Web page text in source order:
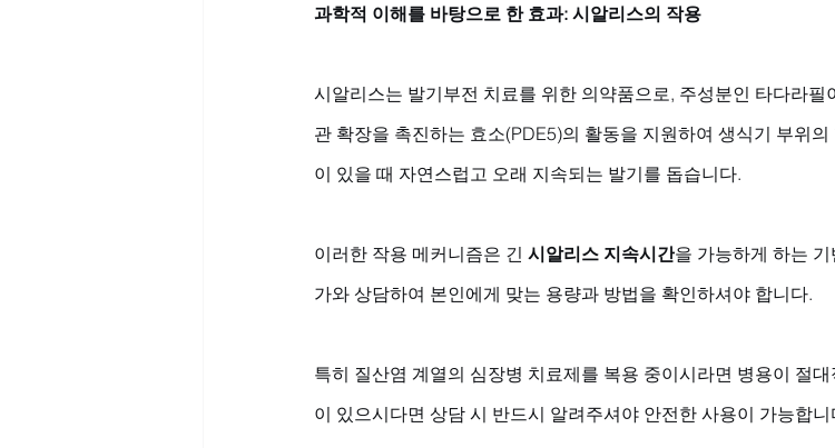
과학적 이해를 바탕으로 한 효과: 시알리스의 작용
시알리스는 발기부전 치료를 위한 의약품으로, 주성분인 타다라필
관 확장을 촉진하는 효소(PDE5)의 활동을 지원하여 생식기 부위
이 있을 때 자연스럽고 오래 지속되는 발기를 돕습니다.
이러한 작용 메커니즘은 긴 시알리스 지속시간을 가능하게 하는
가와 상담하여 본인에게 맞는 용량과 방법을 확인하셔야 합니다.
특히 질산염 계열의 심장병 치료제를 복용 중이시라면 병용이 절
이 있으시다면 상담 시 반드시 알려주셔야 안전한 사용이 가능합니